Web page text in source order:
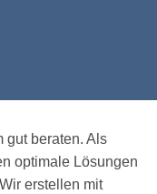
gut beraten. Als
optimale Lösungen
erstellen mit